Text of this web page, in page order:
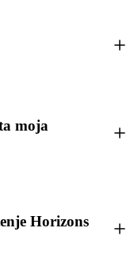
moja
Horizons